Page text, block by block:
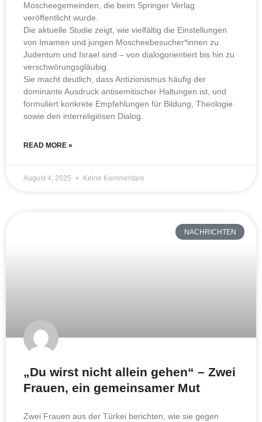
Moscheegemeinden, die beim Springer Verlag
veröffentlicht wurde.
Die aktuelle Studie zeigt, wie vielfältig die Einstellungen
von Imamen und jungen Moscheebesucher*innen zu
Judentum und Israel sind – von dialogorientiert bis hin zu
verschwörungsgläubig.
Sie macht deutlich, dass Antizionismus häufig der
dominante Ausdruck antisemitischer Haltungen ist, und
formuliert konkrete Empfehlungen für Bildung, Theologie
sowie den interreligiösen Dialog.
READ MORE »
August 4, 2025 Keine Kommentare
NACHRICHTEN
„Du wirst nicht allein gehen“ – Zwei
Frauen, ein gemeinsamer Mut
Zwei Frauen aus der Türkei berichten, wie sie gegen